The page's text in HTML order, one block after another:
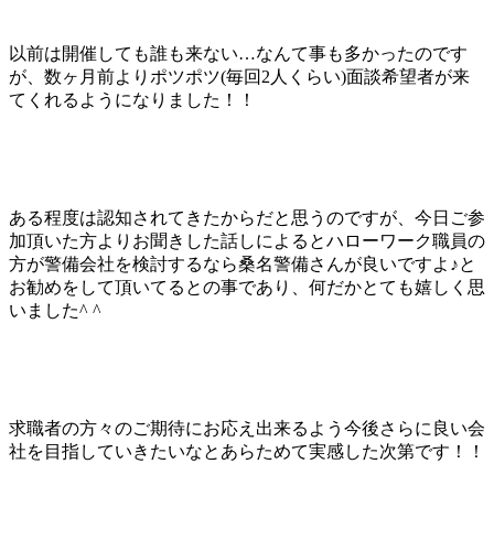
以前は開催しても誰も来ない…なんて事も多かったのです
が、数ヶ月前よりポツポツ(毎回2人くらい)面談希望者が来
てくれるようになりました！！
ある程度は認知されてきたからだと思うのですが、今日ご参
加頂いた方よりお聞きした話しによるとハローワーク職員の
方が警備会社を検討するなら桑名警備さんが良いですよ♪と
お勧めをして頂いてるとの事であり、何だかとても嬉しく思
いました^ ^
求職者の方々のご期待にお応え出来るよう今後さらに良い会
社を目指していきたいなとあらためて実感した次第です！！